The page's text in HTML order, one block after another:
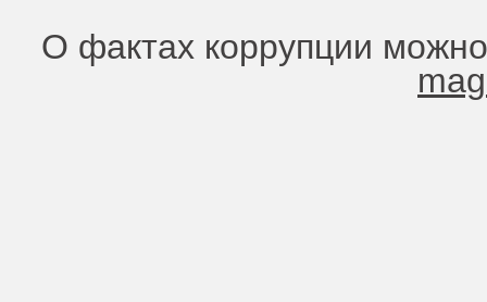
О фактах коррупции